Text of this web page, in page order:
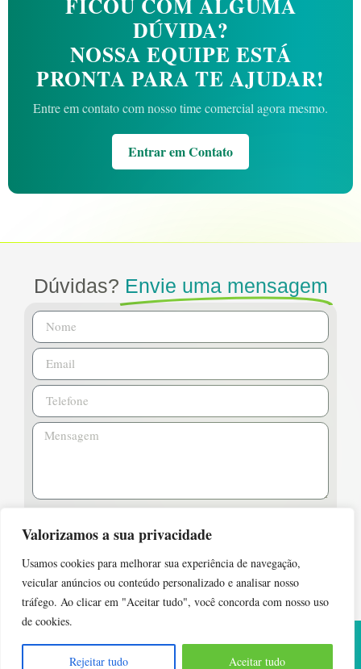
Valorizamos a sua privacidade
Usamos cookies para melhorar sua experiência de navegação,
veicular anúncios ou conteúdo personalizado e analisar nosso
tráfego. Ao clicar em "Aceitar tudo", você concorda com nosso uso
de cookies.
Rejeitar tudo Aceitar tudo
DÚVIDA?
NOSSA EQUIPE ESTÁ
PRONTA PARA TE AJUDAR!
Entre em contato com nosso time comercial agora mesmo.
Entrar em Contato
Dúvidas? Envie uma mensagem
Desenvolvido com